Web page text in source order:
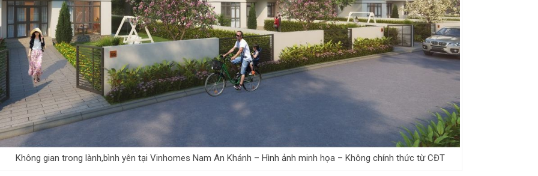
Không gian trong lành,bình yên tại Vinhomes Nam An Khánh – Hình ảnh minh họa – Không chính thức từ CĐT